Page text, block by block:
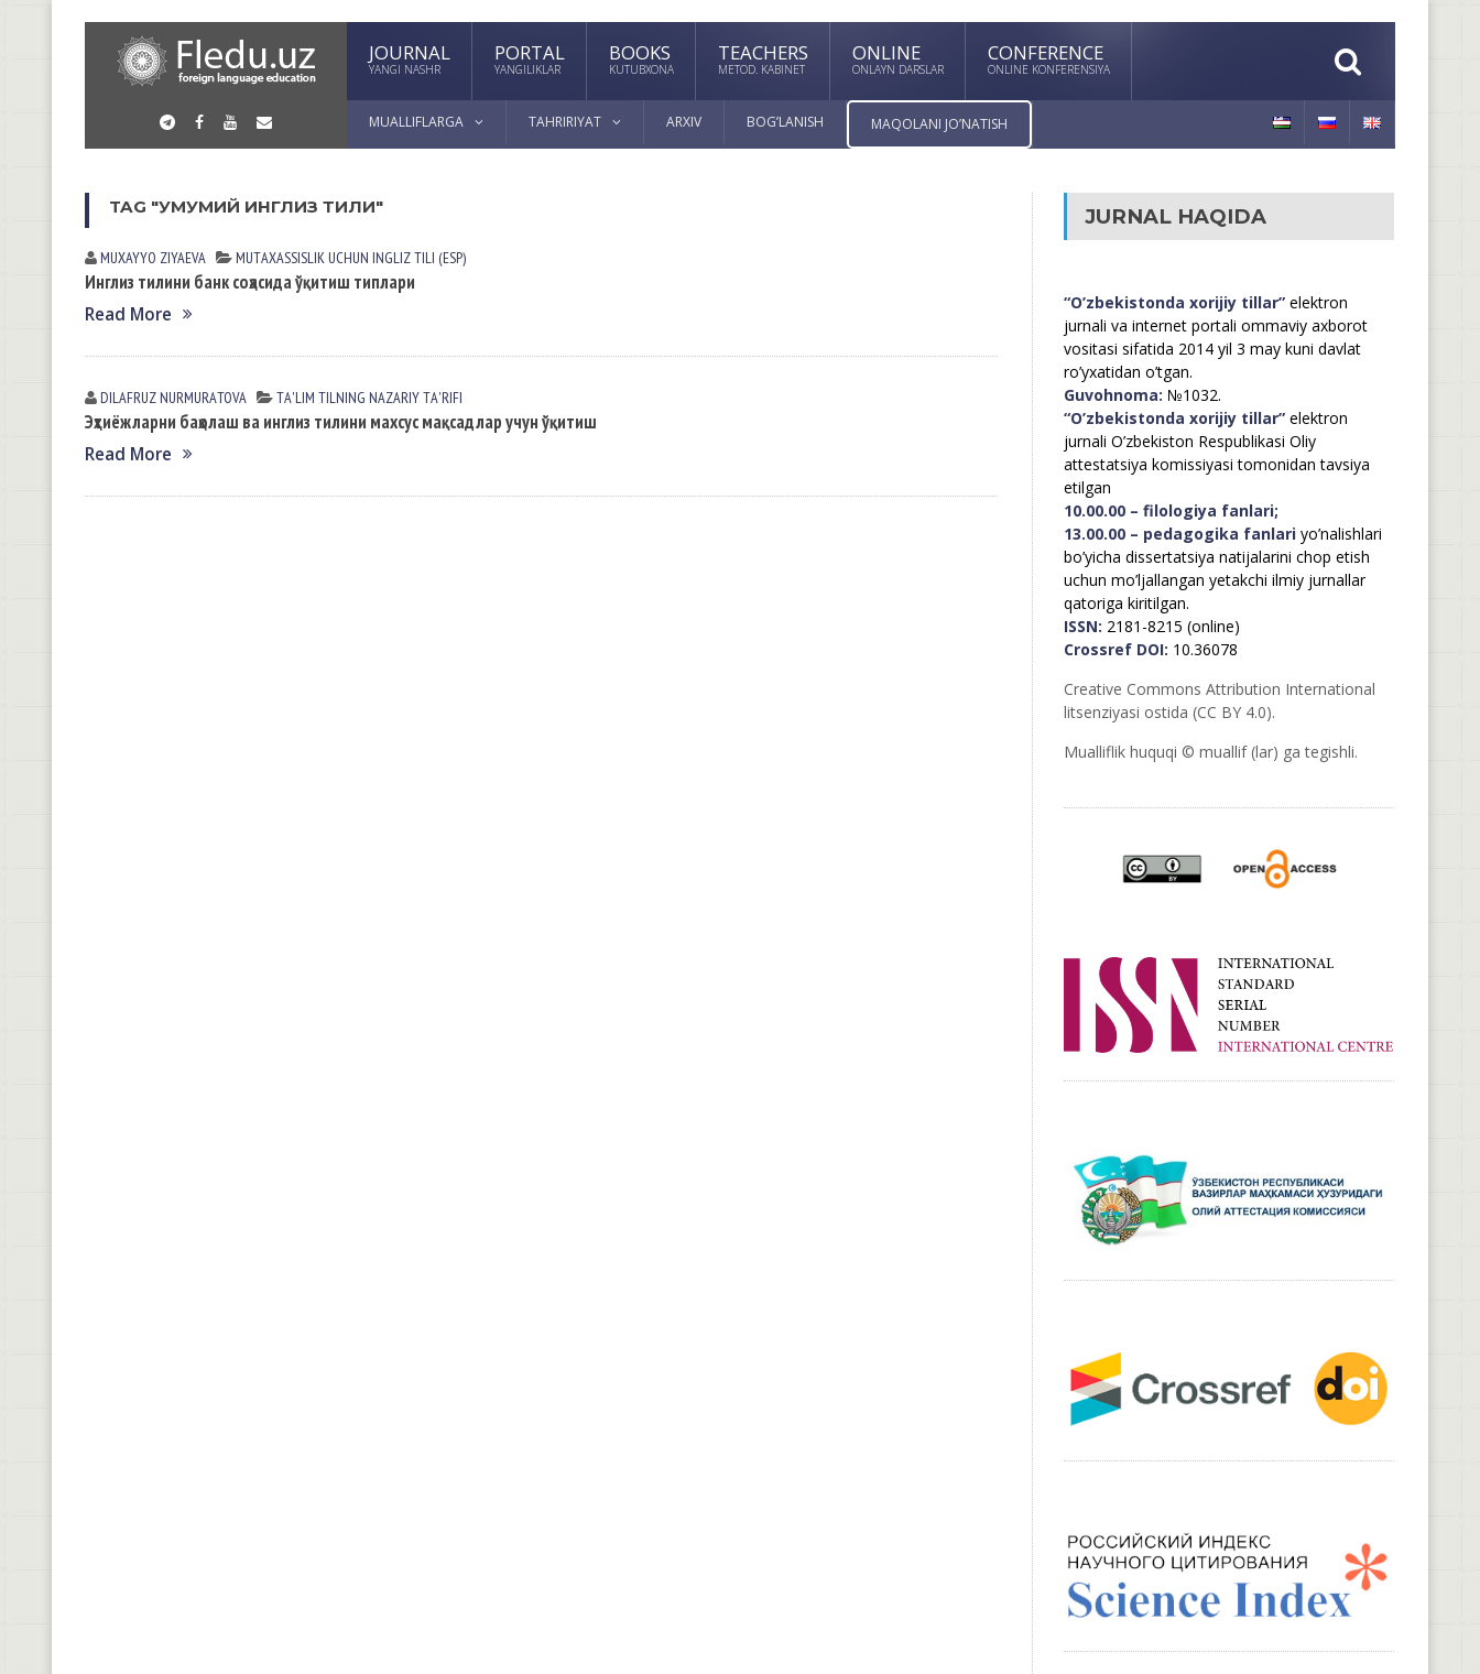
JOURNAL
YANGI NASHR
PORTAL
YANGILIKLAR
BOOKS
KUTUBXONA
TEACHERS
METOD. KABINET
ONLINE
ONLAYN DARSLAR
CONFERENCE
ONLINE KONFERENSIYA
MUALLIFLARGA TAHRIRIYAT ARXIV BOG’LANISH MAQOLANI JO’NATISH
TAG "УМУМИЙ ИНГЛИЗ ТИЛИ"
MUXAYYO ZIYAEVА MUTАXАSSISLIK UCHUN INGLIZ TILI (ESP)
Инглиз тилини банк соҳасида ўқитиш типлари
Read More
DILAFRUZ NURMURАTOVА TА'LIM TILNING NАZАRIY TА'RIFI
Эҳтиёжларни баҳолаш ва инглиз тилини махсус мақсадлар учун ўқитиш
Read More
JURNAL HAQIDA
“O’zbekistonda xorijiy tillar”elektron
jurnali va internet portali ommaviy axborot
vositasi sifatida 2014 yil 3 may kuni davlat
ro’yxatidan o’tgan.
Guvohnoma: №1032.
“O’zbekistonda xorijiy tillar”elektron
jurnali O’zbekiston Respublikasi Oliy
attestatsiya komissiyasi tomonidan tavsiya
etilgan
10.00.00 – filologiya fanlari;
13.00.00 – pedagogika fanlariyo’nalishlari
bo’yicha dissertatsiya natijalarini chop etish
uchun mo’ljallangan yetakchi ilmiy jurnallar
qatoriga kiritilgan.
ISSN: 2181-8215 (online)
Crossref DOI: 10.36078
Creative Commons Attribution International
litsenziyasi ostida (CC BY 4.0).
Mualliflik huquqi © muallif (lar) ga tegishli.